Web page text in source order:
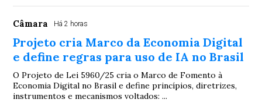
Câmara Há 2 horas
Projeto cria Marco da Economia Digital
e define regras para uso de IA no Brasil
O Projeto de Lei 5960/25 cria o Marco de Fomento à
Economia Digital no Brasil e define princípios, diretrizes,
instrumentos e mecanismos voltados: ...